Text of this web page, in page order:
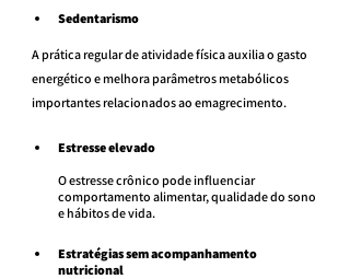
Sedentarismo
A prática regular de atividade física auxilia o gasto
energético e melhora parâmetros metabólicos
importantes relacionados ao emagrecimento.
Estresse elevado
O estresse crônico pode influenciar
comportamento alimentar, qualidade do sono
e hábitos de vida.
Estratégias sem acompanhamento
nutricional